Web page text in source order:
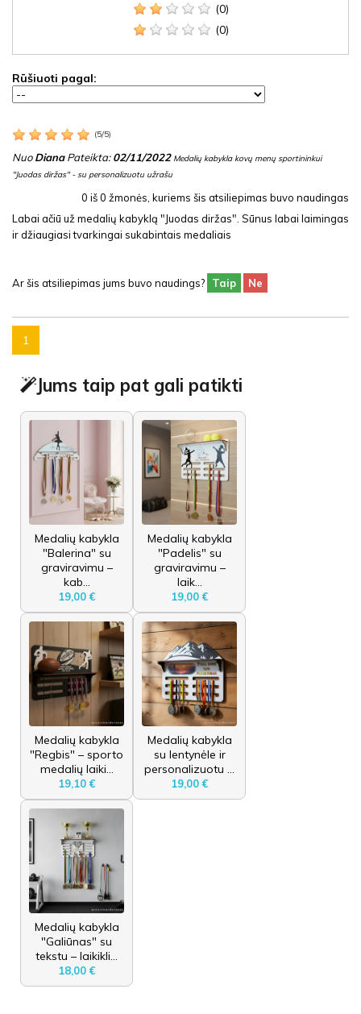
(0)
(0)
Rūšiuoti pagal:
(5/5)
NuoDianaPateikta:02/11/2022 Medalių kabykla kovų menų sportininkui
"Juodas diržas" - su personalizuotu užrašu
0 iš0 žmonės, kuriems šis atsiliepimas buvo naudingas
Labai ačiū už medalių kabyklą "Juodas diržas". Sūnus labai laimingas
ir džiaugiasi tvarkingai sukabintais medaliais
Ar šis atsiliepimas jums buvo naudings? Taip Ne
1
Jums taip pat gali patikti
Medalių kabykla
"Balerina" su
graviravimu –
kab...
19,00 €
Medalių kabykla
"Padelis" su
graviravimu –
laik...
19,00 €
Medalių kabykla
"Regbis" – sporto
medalių laiki...
19,10 €
Medalių kabykla
su lentynėle ir
personalizuotu ...
19,00 €
Medalių kabykla
"Galiūnas" su
tekstu – laikikli...
18,00 €